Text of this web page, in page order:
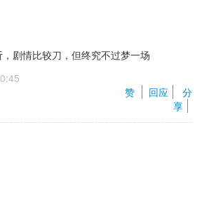
剧情比较刀，但终究不过梦一场
赞
回应
分
享